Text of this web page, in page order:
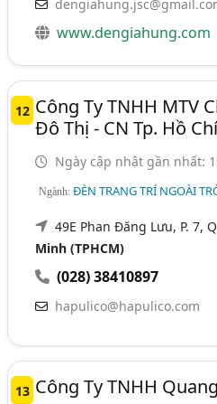
www.dengiahung.com
12 Công Ty TNHH MTV
Đô Thị - CN Tp. Hồ
Ngày cập nhật gần nhất:
Ngành:ĐÈN TRANG TRÍ NGOÀI
49E Phan Đăng Lưu, P. 7,
Minh (TPHCM)
(028) 38410897
hapulico@hapulico.com
13 Công Ty TNHH